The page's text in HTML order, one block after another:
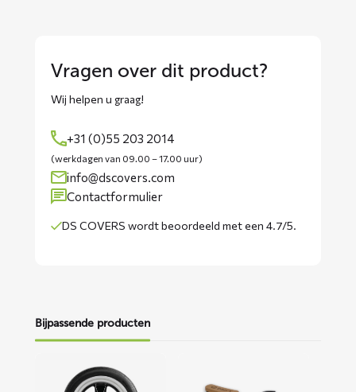
Vragen over dit product?
Wij helpen u graag!
+31 (0)55 203 2014
(werkdagen van 09.00 – 17.00 uur)
info@dscovers.com
Contactformulier
DS COVERS wordtbeoordeeld met een 4.7/5.
Bijpassende producten